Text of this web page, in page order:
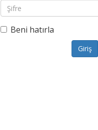
Beni hatırla